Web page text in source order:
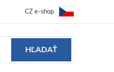
Ako vybrať džínsy Wrangler a LEE
CZ e-shop
HĽADAŤ